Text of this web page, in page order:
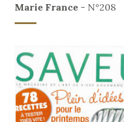
Marie France - N°208